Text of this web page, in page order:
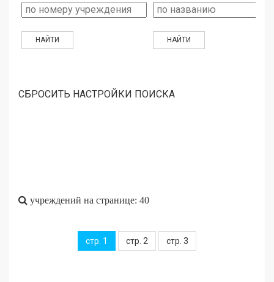
СБРОСИТЬ НАСТРОЙКИ ПОИСКА
учреждений на странице: 40
стр. 1 стр. 2 стр. 3